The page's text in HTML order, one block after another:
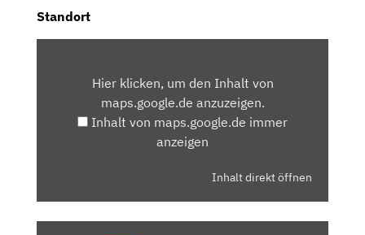
Standort
MAPS.GOOGLE.DEHier klicken, um den Inhalt von
maps.google.de anzuzeigen.
Inhalt von maps.google.de immer
anzeigen
Inhalt direkt öffnen